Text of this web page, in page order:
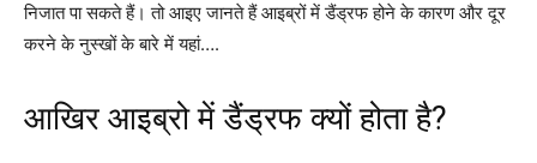
निजात पा सकते हैं। तो आइए जानते हैं आइब्रों में डैंड्रफ होने के कारण और दूर
करने के नुस्खों के बारे में यहां….
आखिर आइब्रो में डैंड्रफ क्यों होता है?